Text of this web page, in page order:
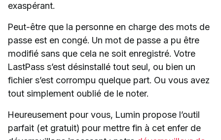
exaspérant.
Peut-être que la personne en charge des mots de
passe est en congé. Un mot de passe a pu être
modifié sans que cela ne soit enregistré. Votre
LastPass s’est désinstallé tout seul, ou bien un
fichier s’est corrompu quelque part. Ou vous avez
tout simplement oublié de le noter.
Heureusement pour vous, Lumin propose l’outil
parfait (et gratuit) pour mettre fin à cet enfer de